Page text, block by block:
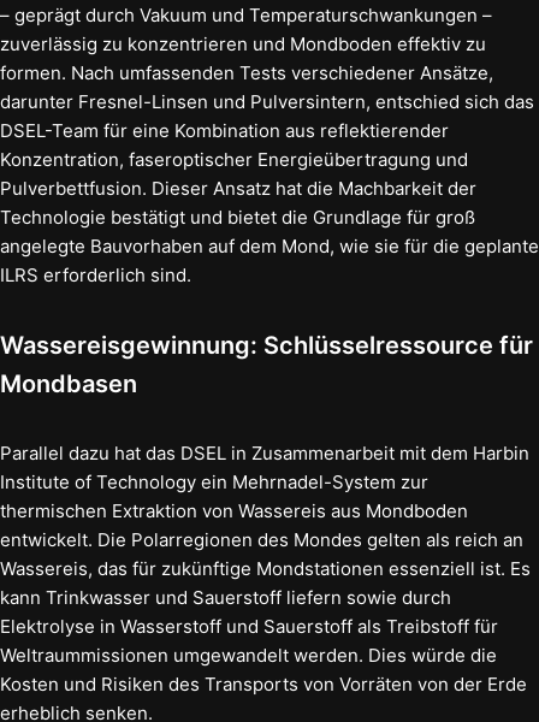
– geprägt durch Vakuum und Temperaturschwankungen –
zuverlässig zu konzentrieren und Mondboden effektiv zu
formen. Nach umfassenden Tests verschiedener Ansätze,
darunter Fresnel-Linsen und Pulversintern, entschied sich das
DSEL-Team für eine Kombination aus reflektierender
Konzentration, faseroptischer Energieübertragung und
Pulverbettfusion. Dieser Ansatz hat die Machbarkeit der
Technologie bestätigt und bietet die Grundlage für groß
angelegte Bauvorhaben auf dem Mond, wie sie für die geplante
ILRS erforderlich sind.
Wassereisgewinnung: Schlüsselressource für
Mondbasen
Parallel dazu hat das DSEL in Zusammenarbeit mit dem Harbin
Institute of Technology ein Mehrnadel-System zur
thermischen Extraktion von Wassereis aus Mondboden
entwickelt. Die Polarregionen des Mondes gelten als reich an
Wassereis, das für zukünftige Mondstationen essenziell ist. Es
kann Trinkwasser und Sauerstoff liefern sowie durch
Elektrolyse in Wasserstoff und Sauerstoff als Treibstoff für
Weltraummissionen umgewandelt werden. Dies würde die
Kosten und Risiken des Transports von Vorräten von der Erde
erheblich senken.